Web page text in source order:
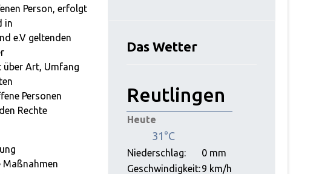
Person, erfolgt
in
e.V geltenden
über Art, Umfang
Personen
Rechte
Das Wetter
Reutlingen
Heute
31°C
Niederschlag:
0 mm
Geschwindigkeit:9 km/h